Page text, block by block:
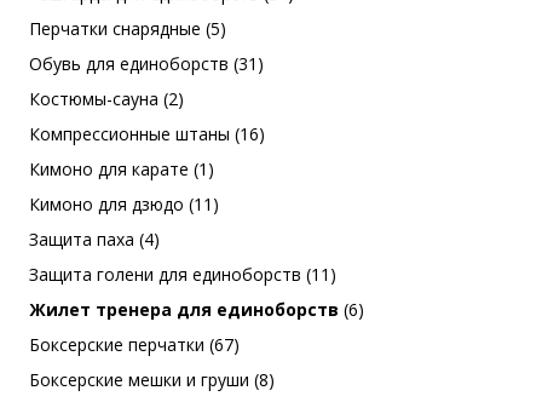
Перчатки снарядные (5)
Обувь для единоборств (31)
Костюмы-сауна (2)
Компрессионные штаны (16)
Кимоно для карате (1)
Кимоно для дзюдо (11)
Защита паха (4)
Защита голени для единоборств (11)
Жилет тренера для единоборств (6)
Боксерские перчатки (67)
Боксерские мешки и груши (8)